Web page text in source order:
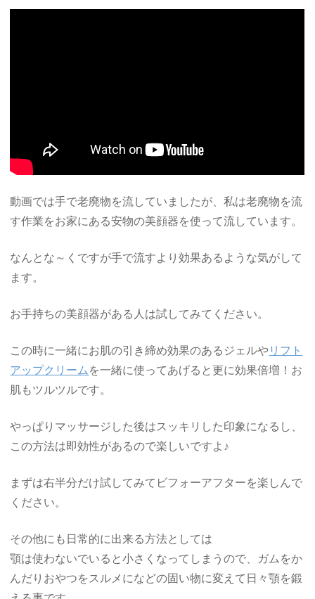
動画では手で老廃物を流していましたが、私は老廃物を流
す作業をお家にある安物の美顔器を使って流しています。
なんとな～くですが手で流すより効果あるような気がして
ます。
お手持ちの美顔器がある人は試してみてください。
この時に一緒にお肌の引き締め効果のあるジェルやリフト
アップクリーム を一緒に使ってあげると更に効果倍増！お
肌もツルツルです。
やっぱりマッサージした後はスッキリした印象になるし、
この方法は即効性があるので楽しいですよ♪
まずは右半分だけ試してみてビフォーアフターを楽しんで
ください。
その他にも日常的に出来る方法としては
顎は使わないでいると小さくなってしまうので、ガムをか
んだりおやつをスルメになどの固い物に変えて日々顎を鍛